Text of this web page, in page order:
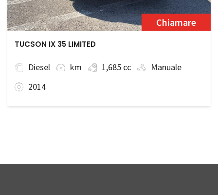
Chiamare
TUCSON IX 35 LIMITED
Diesel km 1,685 cc
Manuale
2014